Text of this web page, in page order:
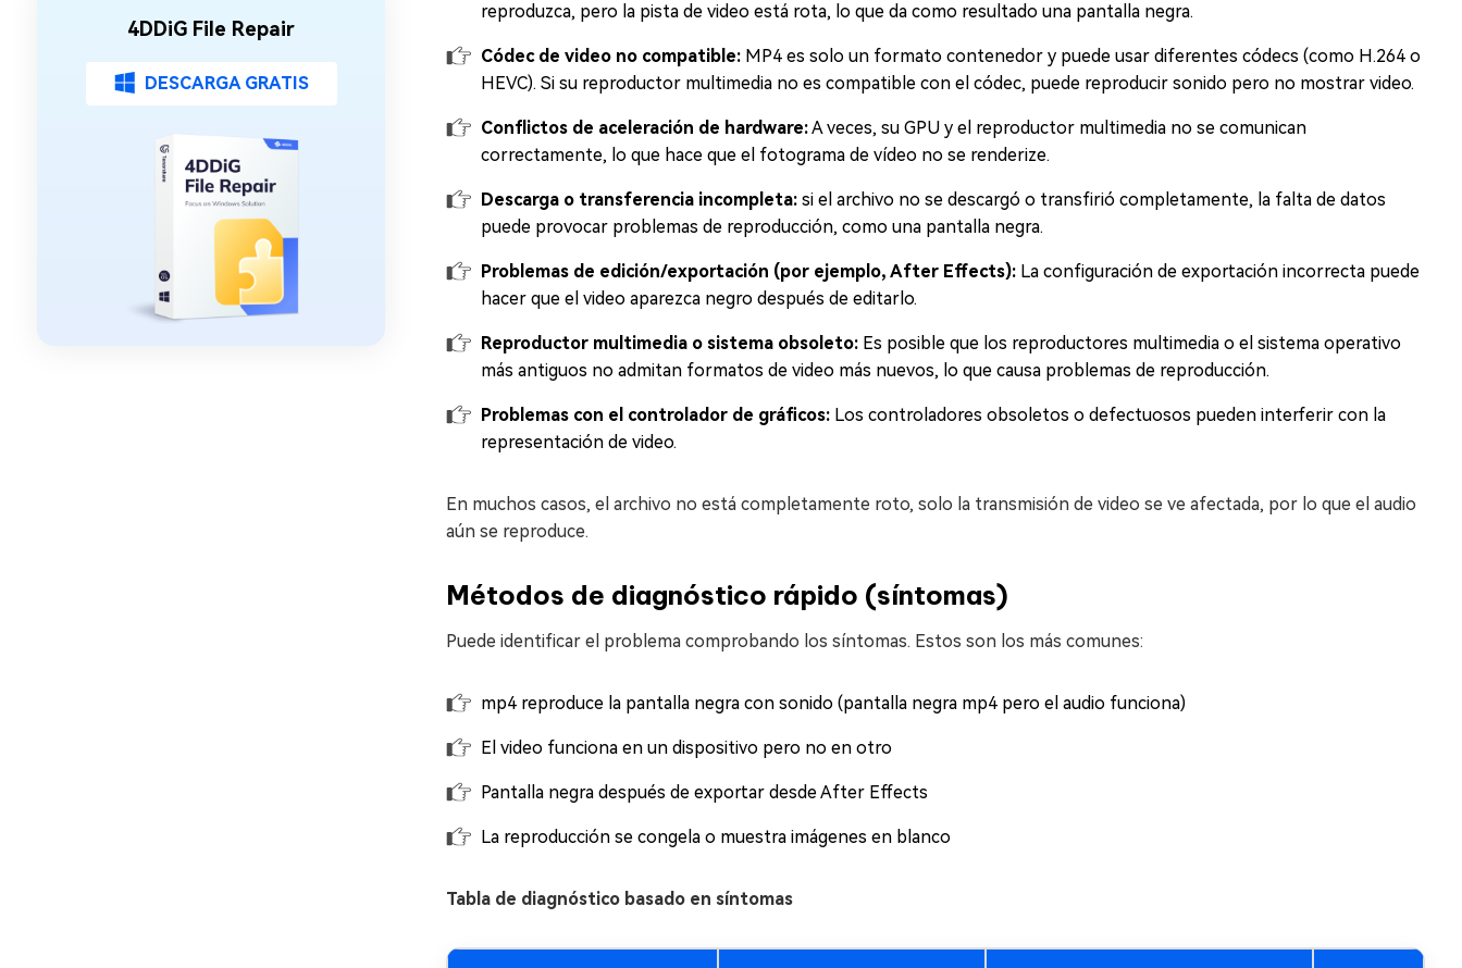
4DDiG File Repair
DESCARGA GRATIS
reproduzca, pero la pista de video está rota, lo que da como resultado una pantalla negra.
Códec de video no compatible: MP4 es solo un formato contenedor y puede usar diferentes códecs (como H.264 o
HEVC). Si su reproductor multimedia no es compatible con el códec, puede reproducir sonido pero no mostrar video.
Conflictos de aceleración de hardware:A veces, su GPU y el reproductor multimedia no se comunican
correctamente, lo que hace que el fotograma de vídeo no se renderize.
Descarga o transferencia incompleta: si el archivo no se descargó o transfirió completamente, la falta de datos
puede provocar problemas de reproducción, como una pantalla negra.
Problemas de edición/exportación (por ejemplo, After Effects): La configuración de exportación incorrecta puede
hacer que el video aparezca negro después de editarlo.
Reproductor multimedia o sistema obsoleto: Es posible que los reproductores multimedia o el sistema operativo
más antiguos no admitan formatos de video más nuevos, lo que causa problemas de reproducción.
Problemas con el controlador de gráficos: Los controladores obsoletos o defectuosos pueden interferir con la
representación de video.
En muchos casos, el archivo no está completamente roto, solo la transmisión de video se ve afectada, por lo que el audio
aún se reproduce.
Métodos de diagnóstico rápido (síntomas)
Puede identificar el problema comprobando los síntomas. Estos son los más comunes:
mp4 reproduce la pantalla negra con sonido (pantalla negra mp4 pero el audio funciona)
El video funciona en un dispositivo pero no en otro
Pantalla negra después de exportar desde After Effects
La reproducción se congela o muestra imágenes en blanco
Tabla de diagnóstico basado en síntomas